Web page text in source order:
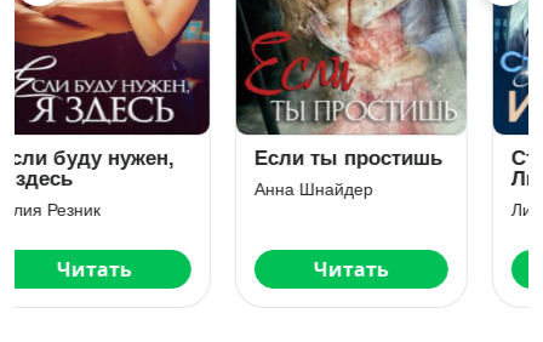
Старшая жена.
Любовь после
измены
Лия Султан
Читать
Измена. Заберу
сына
Скачать